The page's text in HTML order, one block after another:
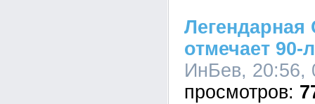
Легендарная
отмечает
ИнБев, 20:56,